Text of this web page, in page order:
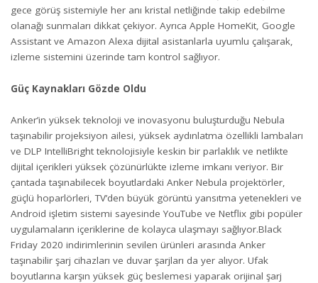
gece görüş sistemiyle her anı kristal netliğinde takip edebilme
olanağı sunmaları dikkat çekiyor. Ayrıca Apple HomeKit, Google
Assistant ve Amazon Alexa dijital asistanlarla uyumlu çalışarak,
izleme sistemini üzerinde tam kontrol sağlıyor.
Güç Kaynakları Gözde Oldu
Anker’in yüksek teknoloji ve inovasyonu buluşturduğu Nebula
taşınabilir projeksiyon ailesi, yüksek aydınlatma özellikli lambaları
ve DLP IntelliBright teknolojisiyle keskin bir parlaklık ve netlikte
dijital içerikleri yüksek çözünürlükte izleme imkanı veriyor. Bir
çantada taşınabilecek boyutlardaki Anker Nebula projektörler,
güçlü hoparlörleri, TV’den büyük görüntü yansıtma yetenekleri ve
Android işletim sistemi sayesinde YouTube ve Netflix gibi popüler
uygulamaların içeriklerine de kolayca ulaşmayı sağlıyor.Black
Friday 2020 indirimlerinin sevilen ürünleri arasında Anker
taşınabilir şarj cihazları ve duvar şarjları da yer alıyor. Ufak
boyutlarına karşın yüksek güç beslemesi yaparak orijinal şarj